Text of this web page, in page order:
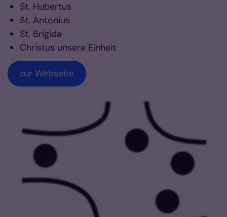
St. Hubertus
St. Antonius
St. Brigida
Christus unsere Einheit
zur Webseite